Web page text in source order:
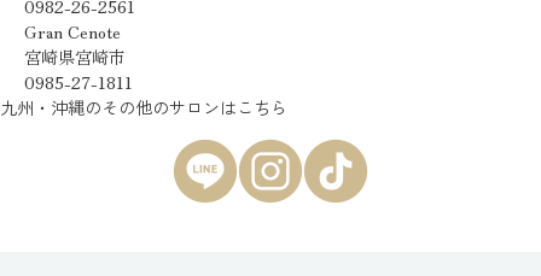
0982-26-2561
Gran Cenote
宮崎県宮崎市
0985-27-1811
九州・沖縄のその他のサロンはこちら